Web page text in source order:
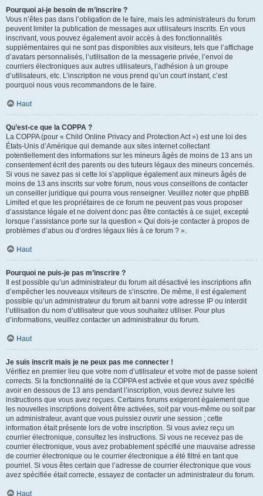
Pourquoi ai-je besoin de m’inscrire ?
Vous n’êtes pas dans l’obligation de le faire, mais les administrateurs du forum
peuvent limiter la publication de messages aux utilisateurs inscrits. En vous
inscrivant, vous pouvez également avoir accès à des fonctionnalités
supplémentaires qui ne sont pas disponibles aux visiteurs, tels que l’affichage
d’avatars personnalisés, l’utilisation de la messagerie privée, l’envoi de
courriers électroniques aux autres utilisateurs, l’adhésion à un groupe
d’utilisateurs, etc. L’inscription ne vous prend qu’un court instant, c’est
pourquoi nous vous recommandons de le faire.
Haut
Qu’est-ce que la COPPA ?
La COPPA (pour « Child Online Privacy and Protection Act ») est une loi des
États-Unis d’Amérique qui demande aux sites internet collectant
potentiellement des informations sur les mineurs âgés de moins de 13 ans un
consentement écrit des parents ou des tuteurs légaux des mineurs concernés.
Si vous ne savez pas si cette loi s’applique également aux mineurs âgés de
moins de 13 ans inscrits sur votre forum, nous vous conseillons de contacter
un conseiller juridique qui pourra vous renseigner. Veuillez noter que phpBB
Limited et que les propriétaires de ce forum ne peuvent pas vous proposer
d’assistance légale et ne doivent donc pas être contactés à ce sujet, excepté
lorsque l’assistance porte sur la question « Qui dois-je contacter à propos de
problèmes d’abus ou d’ordres légaux liés à ce forum ? ».
Haut
Pourquoi ne puis-je pas m’inscrire ?
Il est possible qu’un administrateur du forum ait désactivé les inscriptions afin
d’empêcher les nouveaux visiteurs de s’inscrire. De même, il est également
possible qu’un administrateur du forum ait banni votre adresse IP ou interdit
l’utilisation du nom d’utilisateur que vous souhaitez utiliser. Pour plus
d’informations, veuillez contacter un administrateur du forum.
Haut
Je suis inscrit mais je ne peux pas me connecter !
Vérifiez en premier lieu que votre nom d’utilisateur et votre mot de passe soient
corrects. Si la fonctionnalité de la COPPA est activée et que vous avez spécifié
avoir en dessous de 13 ans pendant l’inscription, vous devrez suivre les
instructions que vous avez reçues. Certains forums exigeront également que
les nouvelles inscriptions doivent être activées, soit par vous-même ou soit par
un administrateur, avant que vous puissiez ouvrir une session ; cette
information était présente lors de votre inscription. Si vous aviez reçu un
courrier électronique, consultez les instructions. Si vous ne recevez pas de
courrier électronique, vous avez probablement spécifié une mauvaise adresse
de courrier électronique ou le courrier électronique a été filtré en tant que
pourriel. Si vous êtes certain que l’adresse de courrier électronique que vous
avez spécifiée était correcte, essayez de contacter un administrateur du forum.
Haut